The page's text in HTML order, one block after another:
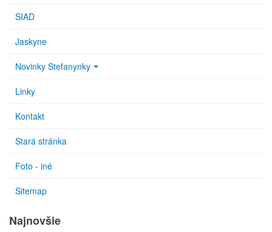
SIAD
Jaskyne
Novinky Stefanynky
Linky
Kontakt
Stará stránka
Foto - iné
Sitemap
Najnovšie